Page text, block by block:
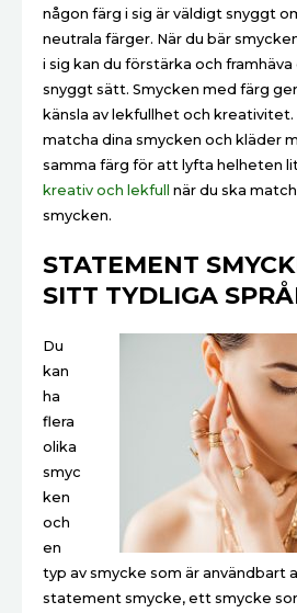
någon färg i sig är väldigt snyggt
neutrala färger. När du bär
i sig kan du förstärka och
snyggt sätt. Smycken med färg
känsla av lekfullhet och kreativitet.
matcha dina smycken och kläder
samma färg för att lyfta helheten
kreativ och lekfull
när du ska
smycken.
STATEMENT
SITT TYDLIGA
Du
kan
ha
flera
olika
smyc
ken
och
en
typ av smycke som är användbart
statement smycke, ett smycke